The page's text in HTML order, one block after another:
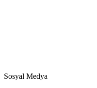
Sosyal Medya